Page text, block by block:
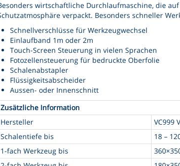
wirtschaftliche Durchlaufmaschine, die
verpackt. Besonders schneller
Schnellverschlüsse für Werkzeugwechsel
Einlaufband 1m oder 2m
Touch-Screen Steuerung in vielen Sprachen
Fotozellensteuerung für bedruckte Oberfolie
Schalenabstapler
Flüssigkeitsabscheider
Aussen- oder Innenschnitt
Zusätzliche Information
Hersteller
VC999
Schalentiefe bis
18 –
1-fach Werkzeug bis